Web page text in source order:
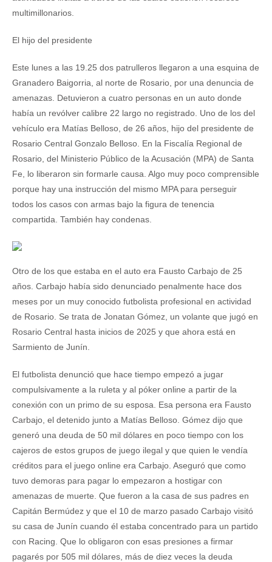
multimillonarios.
El hijo del presidente
Este lunes a las 19.25 dos patrulleros llegaron a una esquina de
Granadero Baigorria, al norte de Rosario, por una denuncia de
amenazas. Detuvieron a cuatro personas en un auto donde
había un revólver calibre 22 largo no registrado. Uno de los del
vehículo era Matías Belloso, de 26 años, hijo del presidente de
Rosario Central Gonzalo Belloso. En la Fiscalía Regional de
Rosario, del Ministerio Público de la Acusación (MPA) de Santa
Fe, lo liberaron sin formarle causa. Algo muy poco comprensible
porque hay una instrucción del mismo MPA para perseguir
todos los casos con armas bajo la figura de tenencia
compartida. También hay condenas.
Otro de los que estaba en el auto era Fausto Carbajo de 25
años. Carbajo había sido denunciado penalmente hace dos
meses por un muy conocido futbolista profesional en actividad
de Rosario. Se trata de Jonatan Gómez, un volante que jugó en
Rosario Central hasta inicios de 2025 y que ahora está en
Sarmiento de Junín.
El futbolista denunció que hace tiempo empezó a jugar
compulsivamente a la ruleta y al póker online a partir de la
conexión con un primo de su esposa. Esa persona era Fausto
Carbajo, el detenido junto a Matías Belloso. Gómez dijo que
generó una deuda de 50 mil dólares en poco tiempo con los
cajeros de estos grupos de juego ilegal y que quien le vendía
créditos para el juego online era Carbajo. Aseguró que como
tuvo demoras para pagar lo empezaron a hostigar con
amenazas de muerte. Que fueron a la casa de sus padres en
Capitán Bermúdez y que el 10 de marzo pasado Carbajo visitó
su casa de Junín cuando él estaba concentrado para un partido
con Racing. Que lo obligaron con esas presiones a firmar
pagarés por 505 mil dólares, más de diez veces la deuda